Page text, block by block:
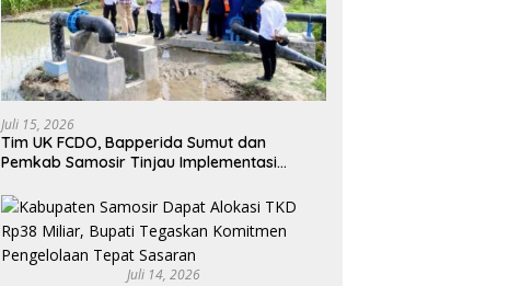
Juli 15, 2026
Tim UK FCDO, Bapperida Sumut dan
Pemkab Samosir Tinjau Implementasi
Samosir
Juli 14, 2026